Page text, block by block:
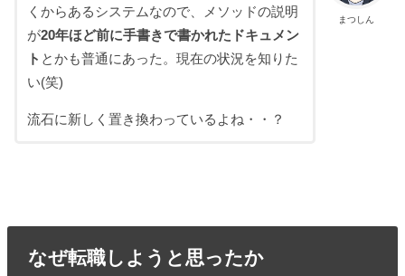
まつしん
くからあるシステムなので、メソッドの説明
が20年ほど前に手書きで書かれたドキュメン
ト とかも普通にあった。現在の状況を知りた
い(笑)
流石に新しく置き換わっているよね・・？
なぜ転職しようと思ったか